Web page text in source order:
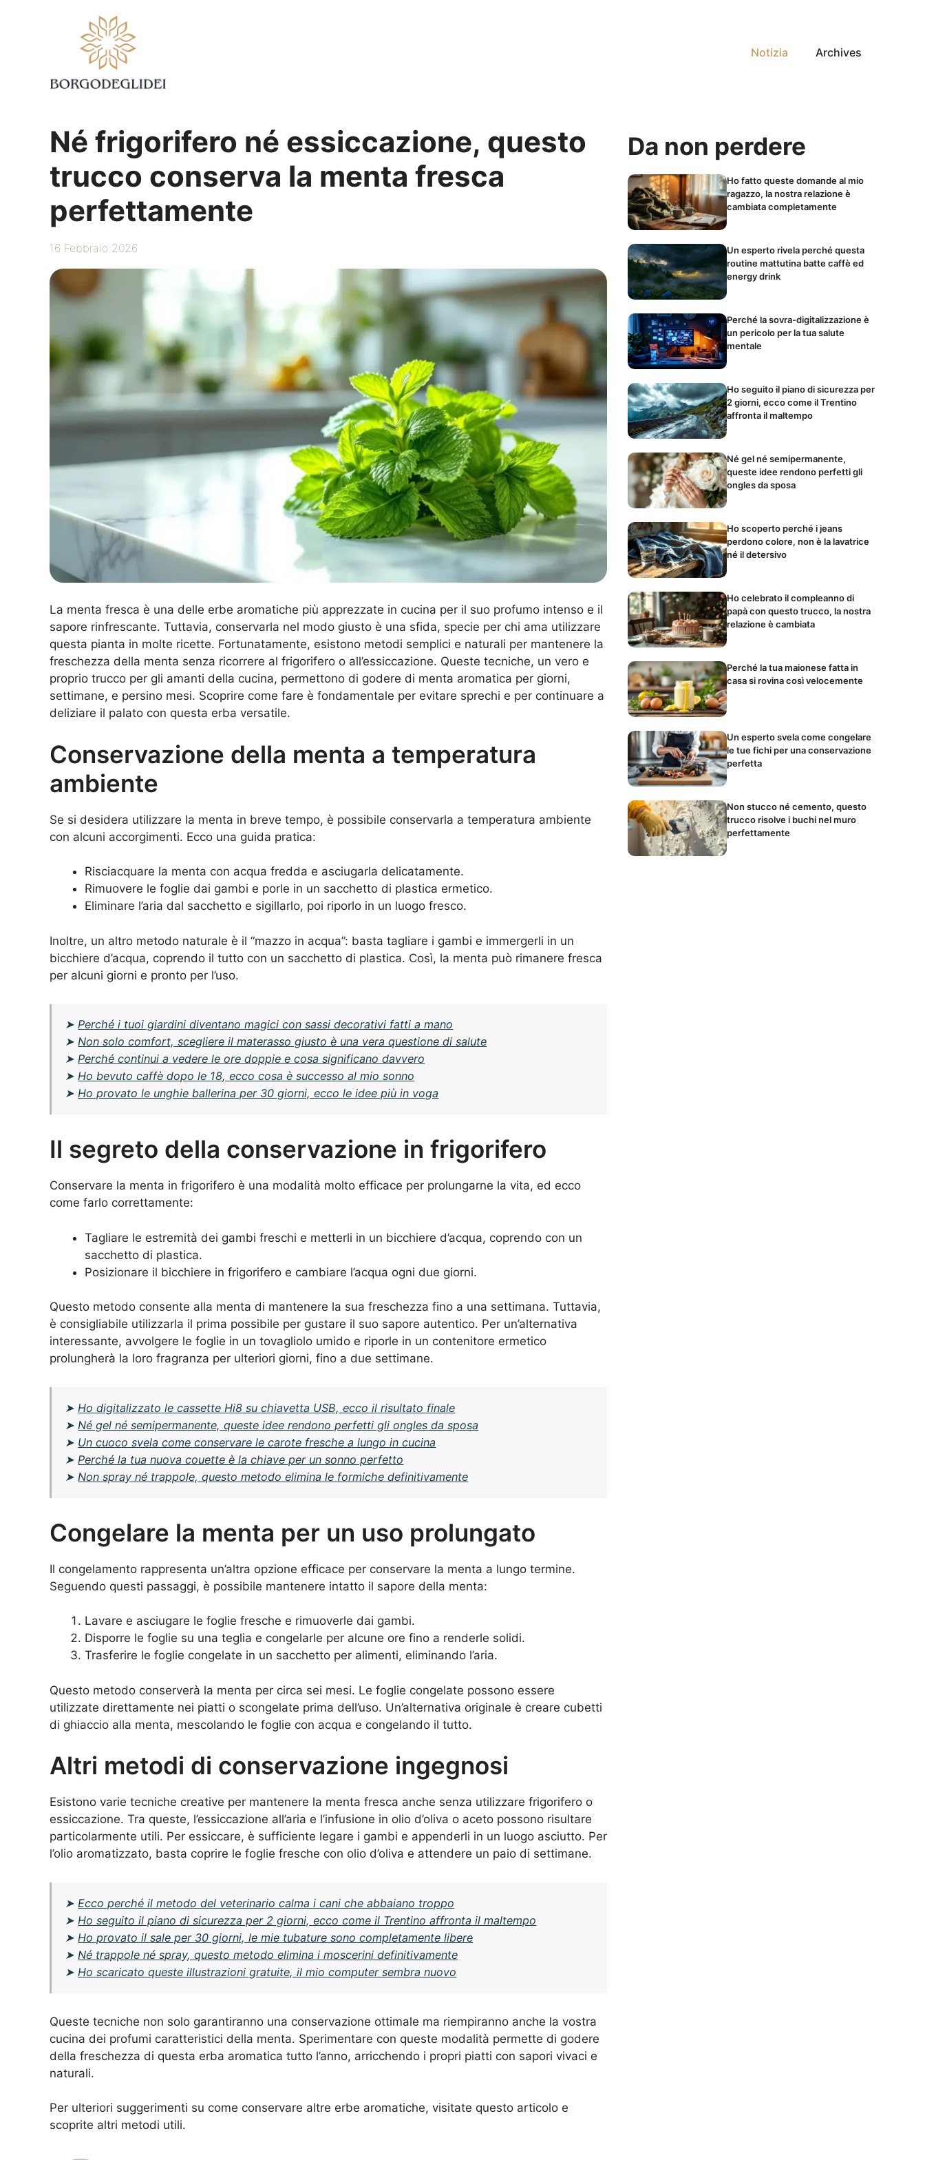
Notizia Archives
Né frigorifero né essiccazione, questo
trucco conserva la menta fresca
perfettamente
16 Febbraio 2026
La menta fresca è una delle erbe aromatiche più apprezzate in cucina per il suo profumo intenso e il
sapore rinfrescante. Tuttavia, conservarla nel modo giusto è una sfida, specie per chi ama utilizzare
questa pianta in molte ricette. Fortunatamente, esistono metodi semplici e naturali per mantenere la
freschezza della menta senza ricorrere al frigorifero o all’essiccazione. Queste tecniche, un vero e
proprio trucco per gli amanti della cucina, permettono di godere di menta aromatica per giorni,
settimane, e persino mesi. Scoprire come fare è fondamentale per evitare sprechi e per continuare a
deliziare il palato con questa erba versatile.
Conservazione della menta a temperatura
ambiente
Se si desidera utilizzare la menta in breve tempo, è possibile conservarla a temperatura ambiente
con alcuni accorgimenti. Ecco una guida pratica:
Risciacquare la menta con acqua fredda e asciugarla delicatamente.
Rimuovere le foglie dai gambi e porle in un sacchetto di plastica ermetico.
Eliminare l’aria dal sacchetto e sigillarlo, poi riporlo in un luogo fresco.
Inoltre, un altro metodo naturale è il “mazzo in acqua”: basta tagliare i gambi e immergerli in un
bicchiere d’acqua, coprendo il tutto con un sacchetto di plastica. Così, la menta può rimanere fresca
per alcuni giorni e pronto per l’uso.
➤Perché i tuoi giardini diventano magici con sassi decorativi fatti a mano
➤Non solo comfort, scegliere il materasso giusto è una vera questione di salute
➤Perché continui a vedere le ore doppie e cosa significano davvero
➤Ho bevuto caffè dopo le 18, ecco cosa è successo al mio sonno
➤Ho provato le unghie ballerina per 30 giorni, ecco le idee più in voga
Il segreto della conservazione in frigorifero
Conservare la menta in frigorifero è una modalità molto efficace per prolungarne la vita, ed ecco
come farlo correttamente:
Tagliare le estremità dei gambi freschi e metterli in un bicchiere d’acqua, coprendo con un
sacchetto di plastica.
Posizionare il bicchiere in frigorifero e cambiare l’acqua ogni due giorni.
Questo metodo consente alla menta di mantenere la sua freschezza fino a una settimana. Tuttavia,
è consigliabile utilizzarla il prima possibile per gustare il suo sapore autentico. Per un’alternativa
interessante, avvolgere le foglie in un tovagliolo umido e riporle in un contenitore ermetico
prolungherà la loro fragranza per ulteriori giorni, fino a due settimane.
➤ Ho digitalizzato le cassette Hi8 su chiavetta USB, ecco il risultato finale
➤ Né gel né semipermanente, queste idee rendono perfetti gli ongles da sposa
➤ Un cuoco svela come conservare le carote fresche a lungo in cucina
➤ Perché la tua nuova couette è la chiave per un sonno perfetto
➤ Non spray né trappole, questo metodo elimina le formiche definitivamente
Congelare la menta per un uso prolungato
Il congelamento rappresenta un’altra opzione efficace per conservare la menta a lungo termine.
Seguendo questi passaggi, è possibile mantenere intatto il sapore della menta:
Lavare e asciugare le foglie fresche e rimuoverle dai gambi.
Disporre le foglie su una teglia e congelarle per alcune ore fino a renderle solidi.
Trasferire le foglie congelate in un sacchetto per alimenti, eliminando l’aria.
Questo metodo conserverà la menta per circa sei mesi. Le foglie congelate possono essere
utilizzate direttamente nei piatti o scongelate prima dell’uso. Un’alternativa originale è creare cubetti
di ghiaccio alla menta, mescolando le foglie con acqua e congelando il tutto.
Altri metodi di conservazione ingegnosi
Esistono varie tecniche creative per mantenere la menta fresca anche senza utilizzare frigorifero o
essiccazione. Tra queste, l’essiccazione all’aria e l’infusione in olio d’oliva o aceto possono risultare
particolarmente utili. Per essiccare, è sufficiente legare i gambi e appenderli in un luogo asciutto. Per
l’olio aromatizzato, basta coprire le foglie fresche con olio d’oliva e attendere un paio di settimane.
➤Ecco perché il metodo del veterinario calma i cani che abbaiano troppo
➤Ho seguito il piano di sicurezza per 2 giorni, ecco come il Trentino affronta il maltempo
➤Ho provato il sale per 30 giorni, le mie tubature sono completamente libere
➤Né trappole né spray, questo metodo elimina i moscerini definitivamente
➤Ho scaricato queste illustrazioni gratuite, il mio computer sembra nuovo
Queste tecniche non solo garantiranno una conservazione ottimale ma riempiranno anche la vostra
cucina dei profumi caratteristici della menta. Sperimentare con queste modalità permette di godere
della freschezza di questa erba aromatica tutto l’anno, arricchendo i propri piatti con sapori vivaci e
naturali.
Per ulteriori suggerimenti su come conservare altre erbe aromatiche, visitate questo articolo e
scoprite altri metodi utili.
Da non perdere
Ho fatto queste domande al mio
ragazzo, la nostra relazione è
cambiata completamente
Un esperto rivela perché questa
routine mattutina batte caffè ed
energy drink
Perché la sovra-digitalizzazione è
un pericolo per la tua salute
mentale
Ho seguito il piano di sicurezza per
2 giorni, ecco come il Trentino
affronta il maltempo
Né gel né semipermanente,
queste idee rendono perfetti gli
ongles da sposa
Ho scoperto perché i jeans
perdono colore, non è la lavatrice
né il detersivo
Ho celebrato il compleanno di
papà con questo trucco, la nostra
relazione è cambiata
Perché la tua maionese fatta in
casa si rovina così velocemente
Un esperto svela come congelare
le tue fichi per una conservazione
perfetta
Non stucco né cemento, questo
trucco risolve i buchi nel muro
perfettamente